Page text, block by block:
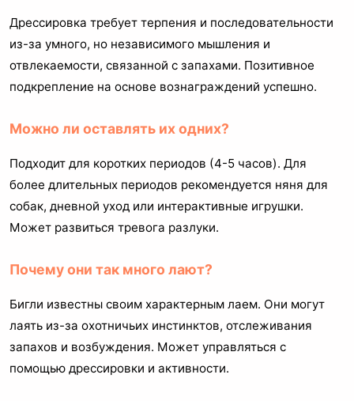
Дрессировка требует терпения и последовательности
из-за умного, но независимого мышления и
отвлекаемости, связанной с запахами. Позитивное
подкрепление на основе вознаграждений успешно.
Можно ли оставлять их одних?
Подходит для коротких периодов (4-5 часов). Для
более длительных периодов рекомендуется няня для
собак, дневной уход или интерактивные игрушки.
Может развиться тревога разлуки.
Почему они так много лают?
Бигли известны своим характерным лаем. Они могут
лаять из-за охотничьих инстинктов, отслеживания
запахов и возбуждения. Может управляться с
помощью дрессировки и активности.